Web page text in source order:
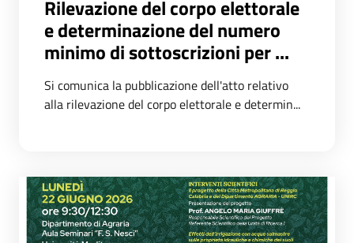
Rilevazione del corpo elettorale
e determinazione del numero
minimo di sottoscrizioni per ...
Si comunica la pubblicazione dell'atto relativo
alla rilevazione del corpo elettorale e determin...